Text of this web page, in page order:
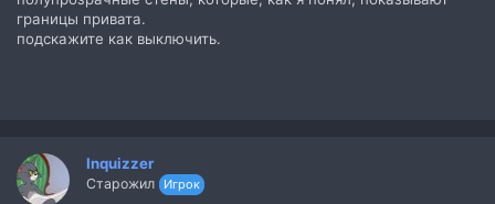
границы привата.
подскажите как выключить.
Inquizzer
Старожил Игрок